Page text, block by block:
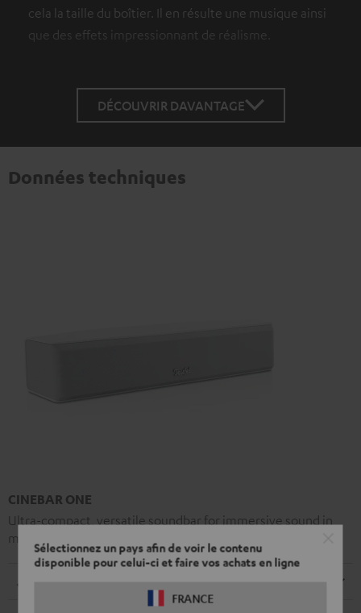
Sélectionnez un pays afin de voir le contenu
disponible pour celui-ci et faire vos achats en ligne
FRANCE
cela la taille du boîtier. Il en résulte une musique ainsi
que des effets impressionnant de réalisme.
DÉCOUVRIR DAVANTAGE
Données techniques
CINEBAR ONE
Ultra-compact, versatile soundbar for immersive sound in
movies, music and games